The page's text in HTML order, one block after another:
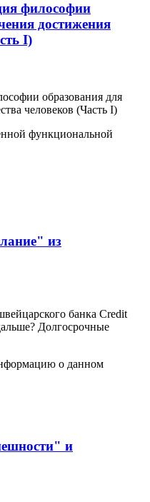
философии
достижения
I)
образования для
человеков (Часть I)
функциональной
из
банка Credit
Долгосрочные
о данном
и